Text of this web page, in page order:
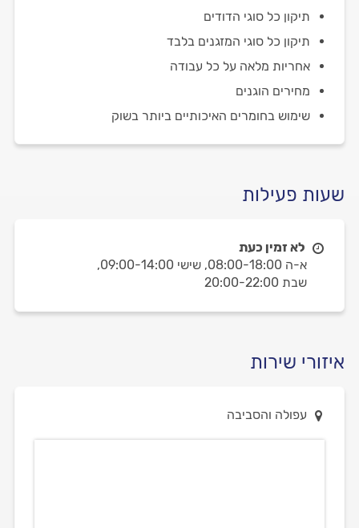
תיקון כל סוגי הדודים
תיקון כל סוגי המזגנים בלבד
אחריות מלאה על כל עבודה
מחירים הוגנים
שימוש בחומרים האיכותיים ביותר בשוק
שעות פעילות
לא זמין כעת
א-ה 08:00-18:00,
שישי 09:00-14:00,
שבת 20:00-22:00
איזורי שירות
עפולה והסביבה